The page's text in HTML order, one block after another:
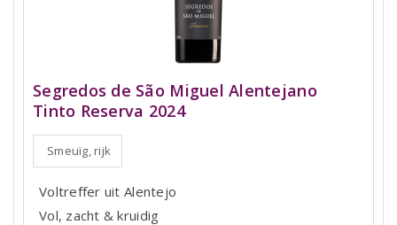
Segredos de São Miguel Alentejano
Tinto Reserva 2024
Smeuïg, rijk
Voltreffer uit Alentejo
Vol, zacht & kruidig